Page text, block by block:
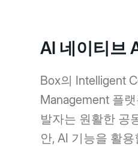
AI 네이티브
Box의 Intelligent
Management 플
발자는 원활한 공
안, AI 기능을 활